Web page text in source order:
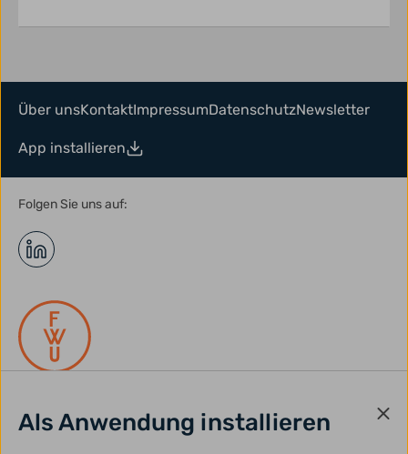
Als Anwendung installieren
Über unsKontaktImpressumDatenschutzNewsletter
App installieren
Folgen Sie uns auf:
gefördert durch: